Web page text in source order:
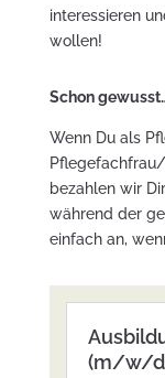
interessieren
wollen!
Schon
Wenn Du als
bezahlen wir
während der
einfach an,
(m/w/